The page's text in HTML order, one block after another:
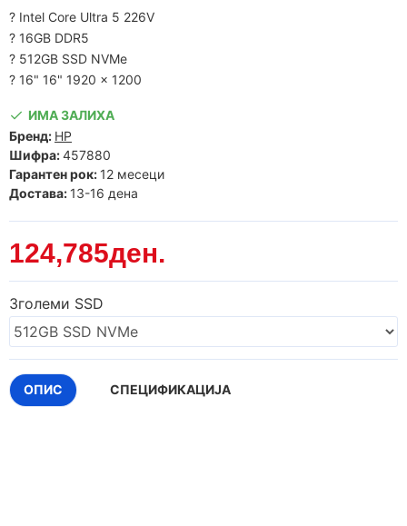
? Intel Core Ultra 5 226V
? 16GB DDR5
? 512GB SSD NVMe
? 16" 16" 1920 x 1200
124,785ден.
ИМА ЗАЛИХА
Бренд: HP
Шифра:457880
Гарантен рок: 12 месеци
Достава: 13-16 дена
Зголеми SSD
ОПИС СПЕЦИФИКАЦИЈА